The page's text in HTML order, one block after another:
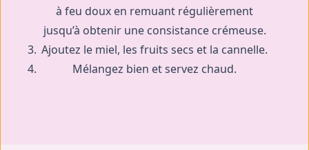
à feu doux en remuant régulièrement
jusqu’à obtenir une consistance crémeuse.
Ajoutez le miel, les fruits secs et la cannelle.
Mélangez bien et servez chaud.